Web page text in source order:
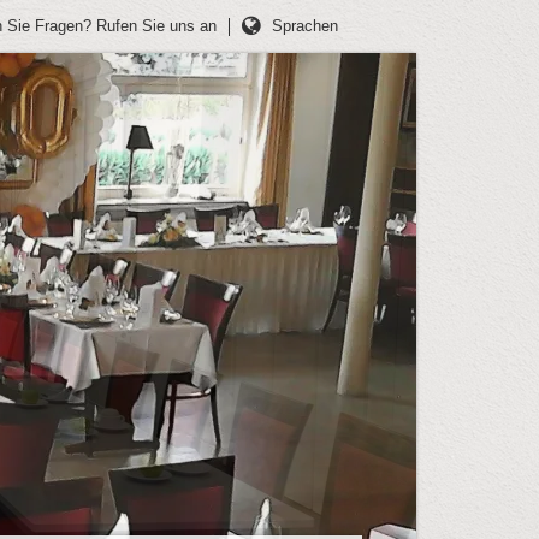
Sprachen
Sie Fragen? Rufen Sie uns an